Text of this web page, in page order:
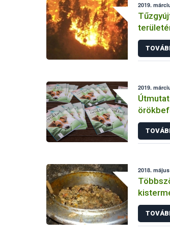
2019.
2019.
2018.
Nébih